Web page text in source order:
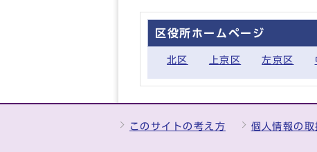
区役所ホームページ
北区 上京区 左京区
このサイトの考え方 個人情報の取